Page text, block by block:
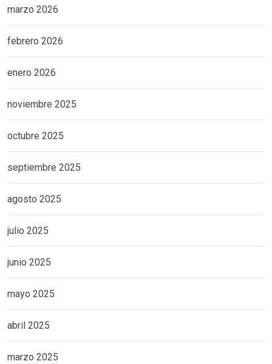
marzo 2026
febrero 2026
enero 2026
noviembre 2025
octubre 2025
septiembre 2025
agosto 2025
julio 2025
junio 2025
mayo 2025
abril 2025
marzo 2025